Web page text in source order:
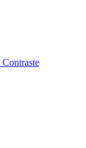
Contraste